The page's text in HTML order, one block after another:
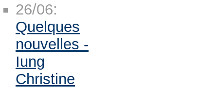
26/06:
Quelques
nouvelles -
Iung
Christine